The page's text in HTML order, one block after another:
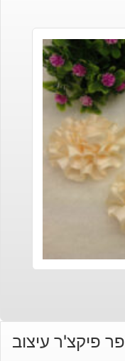
פיקצ'ר עיצוב